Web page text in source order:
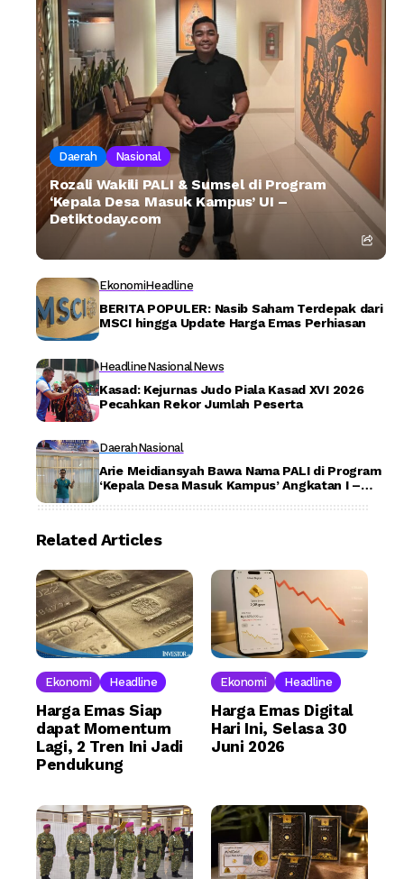
Daerah Nasional
Rozali Wakili PALI & Sumsel di Program
‘Kepala Desa Masuk Kampus’ UI –
Detiktoday.com
EkonomiHeadline
BERITA POPULER: Nasib Saham Terdepak dari
MSCI hingga Update Harga Emas Perhiasan
HeadlineNasionalNews
Kasad: Kejurnas Judo Piala Kasad XVI 2026
Pecahkan Rekor Jumlah Peserta
DaerahNasional
Arie Meidiansyah Bawa Nama PALI di Program
‘Kepala Desa Masuk Kampus’ Angkatan I –
Related Articles
Ekonomi Headline
Harga Emas Siap
dapat Momentum
Lagi, 2 Tren Ini Jadi
Pendukung
Ekonomi Headline
Harga Emas Digital
Hari Ini, Selasa 30
Juni 2026